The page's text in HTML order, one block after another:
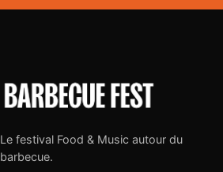
Le festival Food & Music autour du
barbecue.